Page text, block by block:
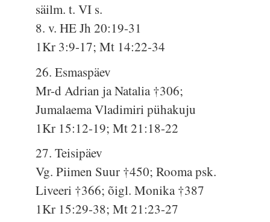
säilm. t. VI s.
8. v. HE Jh 20:19-31
1Kr 3:9-17; Mt 14:22-34
26. Esmaspäev
Mr-d Adrian ja Natalia †306;
Jumalaema Vladimiri pühakuju
1Kr 15:12-19; Mt 21:18-22
27. Teisipäev
Vg. Piimen Suur †450; Rooma psk.
Liveeri †366; õigl. Monika †387
1Kr 15:29-38; Mt 21:23-27